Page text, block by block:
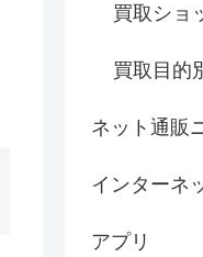
買取ショ
買取目的
ネット通販
インターネ
アプリ